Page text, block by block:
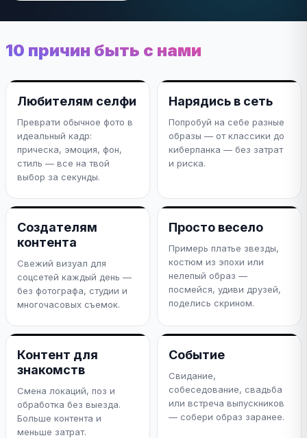
10 причин быть с нами
Любителям селфи
Преврати обычное фото в
идеальный кадр:
прическа, эмоция, фон,
стиль — все на твой
выбор за секунды.
Нарядись в сеть
Попробуй на себе разные
образы — от классики до
киберпанка — без затрат
и риска.
Создателям
контента
Свежий визуал для
соцсетей каждый день —
без фотографа, студии и
многочасовых съемок.
Просто весело
Примерь платье звезды,
костюм из эпохи или
нелепый образ —
посмейся, удиви друзей,
поделись скрином.
Контент для
знакомств
Смена локаций, поз и
обработка без выезда.
Больше контента и
меньше затрат.
Событие
Свидание,
собеседование, свадьба
или встреча выпускников
— собери образ заранее.